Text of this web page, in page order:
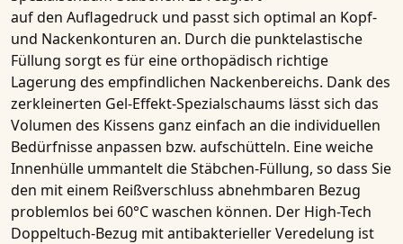
auf den Auflagedruck und passt sich optimal an Kopf-
und Nackenkonturen an. Durch die punktelastische
Füllung sorgt es für eine orthopädisch richtige
Lagerung des empfindlichen Nackenbereichs. Dank des
zerkleinerten Gel-Effekt-Spezialschaums lässt sich das
Volumen des Kissens ganz einfach an die individuellen
Bedürfnisse anpassen bzw. aufschütteln. Eine weiche
Innenhülle ummantelt dieStäbchen-Füllung, so dass Sie
den mit einem Reißverschluss abnehmbaren Bezug
problemlos bei 60°C waschen können. Der High-Tech
Doppeltuch-Bezug mit antibakterieller Veredelung ist